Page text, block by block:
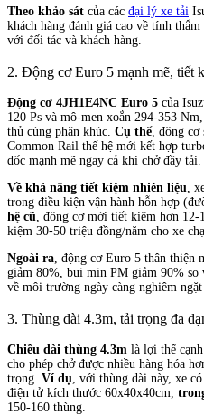
Theo khảo sát của các đại lý xe tải
khách hàng đánh giá cao về tính
với đối tác và khách hàng.
2. Động cơ Euro 5 mạnh mẽ, tiết
Động cơ 4JH1E4NC Euro 5 của
120 Ps và mô-men xoắn 294-353
thủ cùng phân khúc. Cụ thể, động cơ
Common Rail thế hệ mới kết hợp
dốc mạnh mẽ ngay cả khi chở đầy tải.
Về khả năng tiết kiệm nhiên liệu,
trong điều kiện vận hành hỗn hợp
hệ cũ, động cơ mới tiết kiệm hơn
kiệm 30-50 triệu đồng/năm cho xe
Ngoài ra, động cơ Euro 5 thân
giảm 80%, bụi mịn PM giảm 90%
về môi trường ngày càng nghiêm
3. Thùng dài 4.3m, tải trọng đa
Chiều dài thùng 4.3m là lợi thế
cho phép chở được nhiều hàng hóa
trọng. Ví dụ , với thùng dài này, xe
điện tử kích thước 60x40x40cm,
150-160 thùng.